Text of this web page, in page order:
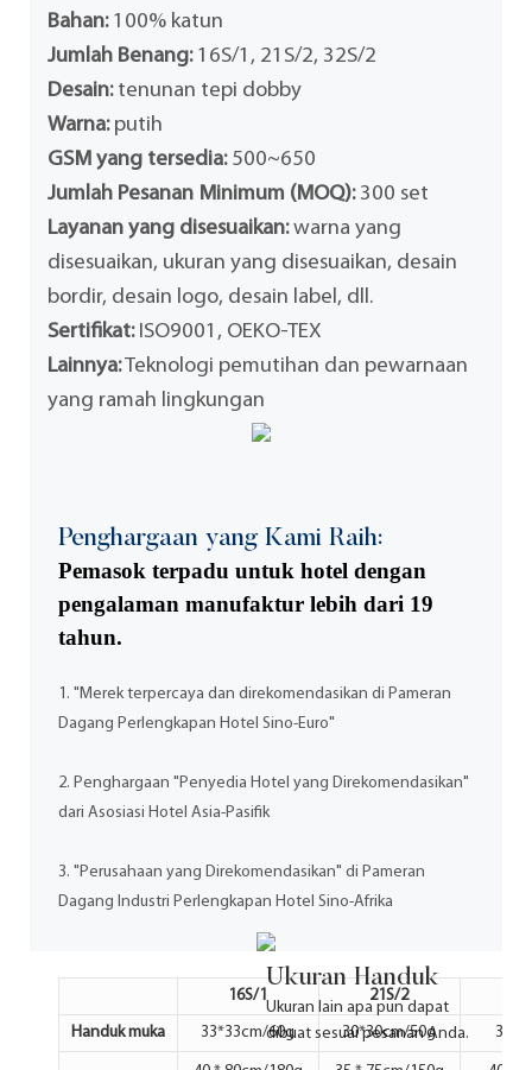
Bahan:100% katun
Jumlah Benang:16S/1, 21S/2, 32S/2
Desain:tenunan tepi dobby
Warna:putih
GSM yang tersedia:500~650
Jumlah Pesanan Minimum (MOQ):300 set
Layanan yang disesuaikan:warna yang
disesuaikan, ukuran yang disesuaikan, desain
bordir, desain logo, desain label, dll.
Sertifikat:ISO9001, OEKO-TEX
Lainnya:Teknologi pemutihan dan pewarnaan
yang ramah lingkungan
Penghargaan yang Kami Raih:
Pemasok terpadu untuk hotel dengan
pengalaman manufaktur lebih dari 19
tahun.
1. "Merek terpercaya dan direkomendasikan di Pameran
Dagang Perlengkapan Hotel Sino-Euro"
2. Penghargaan "Penyedia Hotel yang Direkomendasikan"
dari Asosiasi Hotel Asia-Pasifik
3. "Perusahaan yang Direkomendasikan" di Pameran
Dagang Industri Perlengkapan Hotel Sino-Afrika
16S/1 21S/2
Handuk muka 33*33cm/60g 30*30cm/50g
Ukuran Handuk
Ukuran lain apa pun dapat
dibuat sesuai pesanan Anda.